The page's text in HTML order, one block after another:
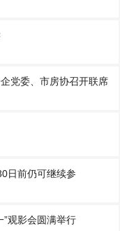
党委、市房协召开联席
日前仍可继续参
观影会圆满举行